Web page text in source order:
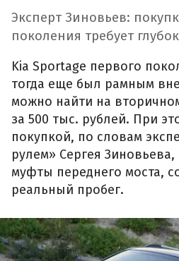
Эксперт Зиновьев:
поколения требует
Kia Sportage первого
тогда еще был рамным
можно найти на
за 500 тыс. рублей. При
покупкой, по словам
рулем» Сергея
муфты переднего моста,
реальный пробег.